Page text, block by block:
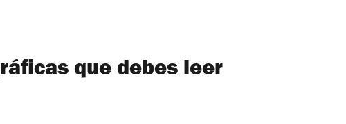
que debes leer